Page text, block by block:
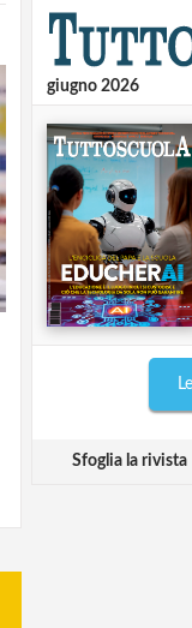
giugno 2026
Sfoglia la rivista